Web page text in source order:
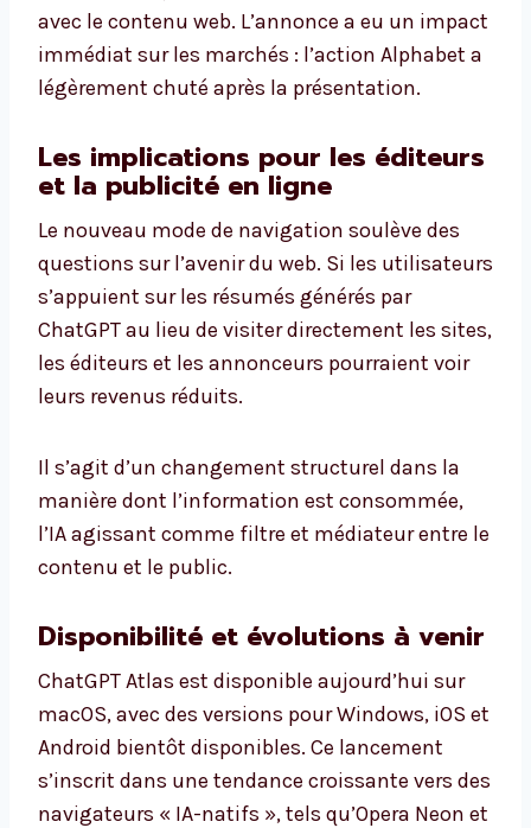
avec le contenu web. L’annonce a eu un impact
immédiat sur les marchés : l’action Alphabet a
légèrement chuté après la présentation.
Les implications pour les éditeurs
et la publicité en ligne
Le nouveau mode de navigation soulève des
questions sur l’avenir du web. Si les utilisateurs
s’appuient sur les résumés générés par
ChatGPT au lieu de visiter directement les sites,
les éditeurs et les annonceurs pourraient voir
leurs revenus réduits.
Il s’agit d’un changement structurel dans la
manière dont l’information est consommée,
l’IA agissant comme filtre et médiateur entre le
contenu et le public.
Disponibilité et évolutions à venir
ChatGPT Atlas est disponible aujourd’hui sur
macOS, avec des versions pour Windows, iOS et
Android bientôt disponibles. Ce lancement
s’inscrit dans une tendance croissante vers des
navigateurs « IA-natifs », tels qu’Opera Neon et